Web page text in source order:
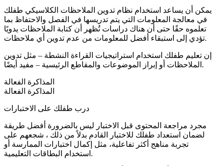
يمكن أن يساعد استخدام نظام تدوين الملاحظات الكلاسيكي طفلك
في معالجة المعلومات التي يتم تدريسها في الفصل والاحتفاظ بما
تعلموه حقًا حتى أن هناك دراسات تُظهر أن كتابة الملاحظات يدويًا
تؤدي إلى استبقاء أفضل للمعلومات من عدم تدوين أي ملاحظات.
إن تعليم طفلك استخدام استراتيجيات القراءة النشطة – مثل تدوين
الملاحظات أو إبراز الموضوعات والمقاطع الرئيسية – مفيد أيضًا.
المذاكرة الفعالة
المذاكرة الفعالة
درب طفلك على الاختبارات
مجرد مراجعة المحتوى قبل الاختبار ليس بالضرورة أفضل طريقة
لضمان استعداد طفلك للاختبار القادم بدلاً من ذلك ، شجعهم على
تجربة مناهج أكثر تفاعلية، مثل إكمال اختبارات الممارسة أو
استخدام البطاقات التعليمية.